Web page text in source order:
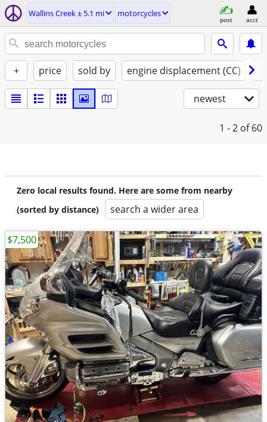
Wallins Creek ± 5.1 mi motorcycles
post acct
+ price sold by engine displacement (CC)
newest
1 - 2 of 60
Zero local results found. Here are some from nearby
(sorted by distance)
search a wider area
$7,500